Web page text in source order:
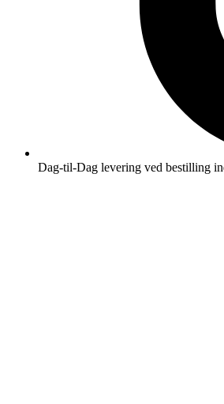
Dag-til-Dag levering ved bestilling